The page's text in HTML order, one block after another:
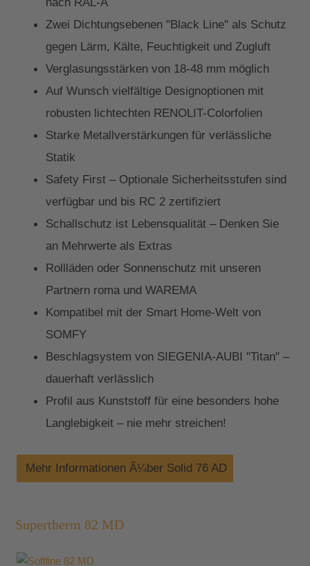
Zwei Dichtungsebenen "Black Line" als Schutz
gegen Lärm, Kälte, Feuchtigkeit und Zugluft
Verglasungsstärken von 18-48 mm möglich
Auf Wunsch vielfältige Designoptionen mit
robusten lichtechten RENOLIT-Colorfolien
Starke Metallverstärkungen für verlässliche
Statik
Safety First – Optionale Sicherheitsstufen sind
verfügbar und bis RC 2 zertifiziert
Schallschutz ist Lebensqualität – Denken Sie
an Mehrwerte als Extras
Rollläden oder Sonnenschutz mit unseren
Partnern roma und WAREMA
Kompatibel mit der Smart Home-Welt von
SOMFY
Beschlagsystem von SIEGENIA-AUBI "Titan" –
dauerhaft verlässlich
Profil aus Kunststoff für eine besonders hohe
Langlebigkeit – nie mehr streichen!
Mehr Informationen Ã¼ber Solid 76 AD
Supertherm 82 MD